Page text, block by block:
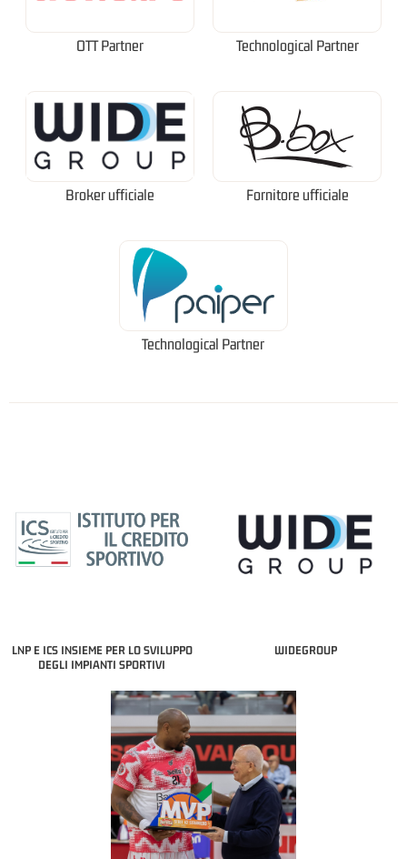
OTT Partner Technological Partner
Broker ufficiale Fornitore ufficiale
Technological Partner
LNP E ICS INSIEME PER LO SVILUPPO
DEGLI IMPIANTI SPORTIVI
WIDEGROUP